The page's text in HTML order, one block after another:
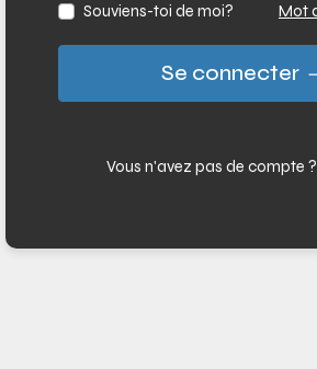
Souviens-toi de moi? Mot
Se connecter
Vous n'avez pas de compte ?